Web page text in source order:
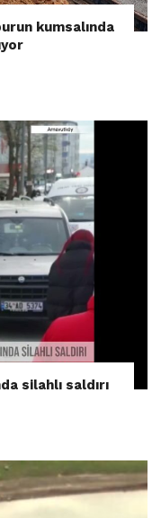
kumsalında
silahlı saldırı